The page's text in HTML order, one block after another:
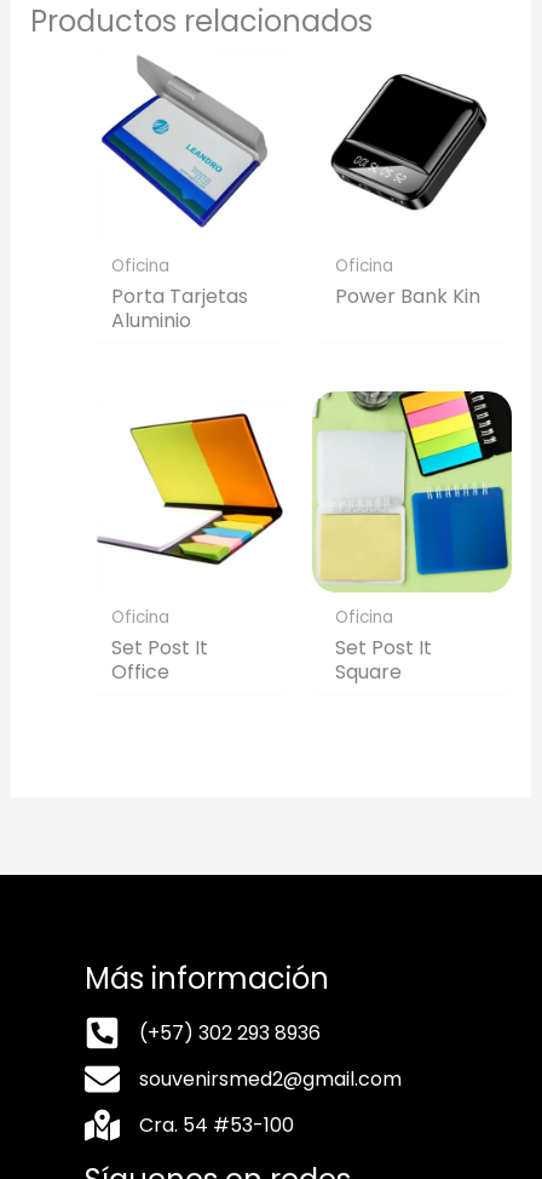
Productos relacionados
Oficina
Porta Tarjetas
Aluminio
Oficina
Power Bank Kin
Oficina
Set Post It
Office
Oficina
Set Post It
Square
Más información
(+57) 302 293 8936
souvenirsmed2@gmail.com
Cra. 54 #53-100